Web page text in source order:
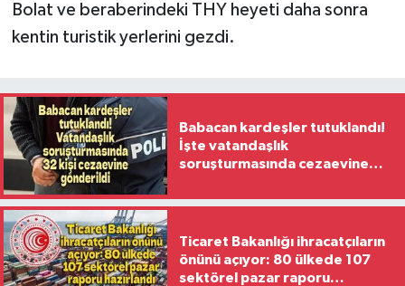
Bolat ve beraberindeki THY heyeti daha sonra
kentin turistik yerlerini gezdi.
Babacan kardeşler tutuklandı!
İşte vatandaşlık
soruşturmasında cezaevine
Ticaret Bakanlığı ihracatçıların
önünü açıyor: 80 ülkede 107
sektörel pazar raporu